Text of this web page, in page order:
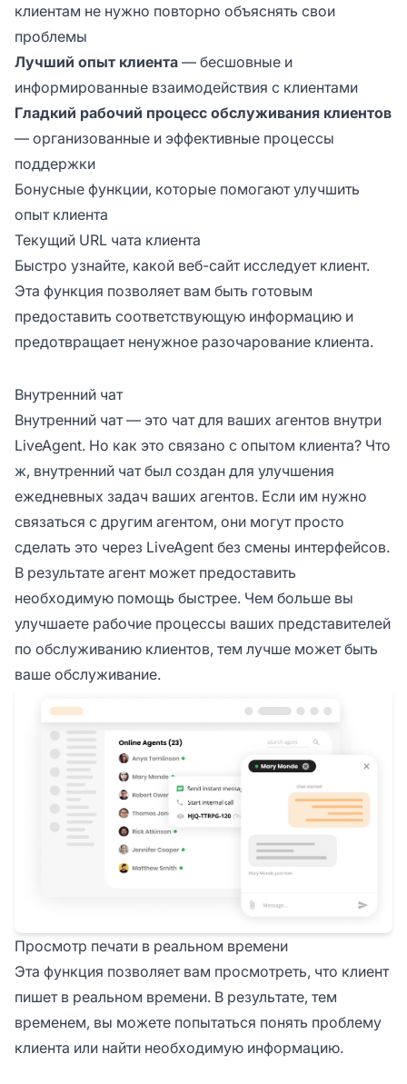
клиентам не нужно повторно объяснять свои
проблемы
Лучший опыт клиента — бесшовные и
информированные взаимодействия с клиентами
Гладкий рабочий процесс обслуживания клиентов
— организованные и эффективные процессы
поддержки
Бонусные функции, которые помогают улучшить
опыт клиента
Текущий URL чата клиента
Быстро узнайте, какой веб-сайт исследует клиент.
Эта функция позволяет вам быть готовым
предоставить соответствующую информацию и
предотвращает ненужное разочарование клиента.
Внутренний чат
Внутренний чат — это чат для ваших агентов внутри
LiveAgent. Но как это связано с опытом клиента? Что
ж, внутренний чат был создан для улучшения
ежедневных задач ваших агентов. Если им нужно
связаться с другим агентом, они могут просто
сделать это через LiveAgent без смены интерфейсов.
В результате агент может предоставить
необходимую помощь быстрее. Чем больше вы
улучшаете рабочие процессы ваших представителей
по обслуживанию клиентов, тем лучше может быть
ваше обслуживание.
Просмотр печати в реальном времени
Эта функция позволяет вам просмотреть, что клиент
пишет в реальном времени. В результате, тем
временем, вы можете попытаться понять проблему
клиента или найти необходимую информацию.